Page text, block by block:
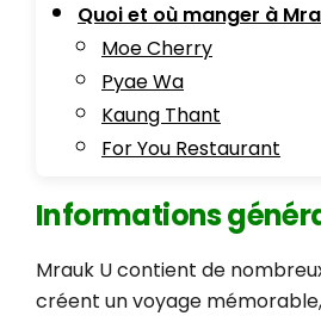
Quoi et où manger à
Moe Cherry
Pyae Wa
Kaung Thant
For You Restaurant
Informations
Mrauk U contient de
créent un voyage